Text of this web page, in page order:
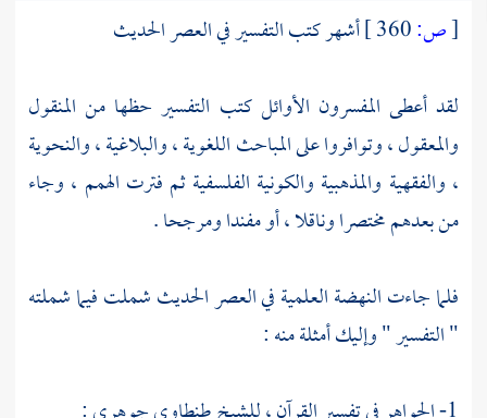
[ص:
أشهر كتب التفسير في العصر الحديث
لقد أعطى المفسرون الأوائل كتب التفسير حظها من المنقول
والمعقول ، وتوافروا على المباحث اللغوية ، والبلاغية ، والنحوية
، والفقهية والمذهبية والكونية الفلسفية ثم فترت الهمم ، وجاء
من بعدهم مختصرا وناقلا ، أو مفندا ومرجحا .
فلما جاءت النهضة العلمية في العصر الحديث شملت فيما شملته
" التفسير " وإليك أمثلة منه :